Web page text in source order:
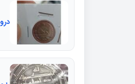
درود سکه ۵۰